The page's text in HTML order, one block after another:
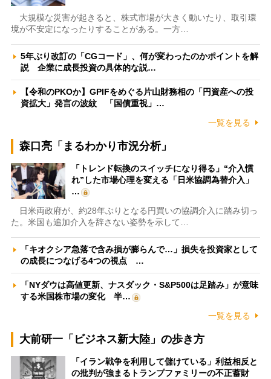
大規模な災害が起きると、株式市場が大きく動いたり、取引環
境が不安定になったりすることがある。一方…
5年ぶり改訂の「CGコード」、何が変わったのかポイントを解
説 企業に成長投資の具体的な説…
【令和のPKOか】GPIFをめぐる片山財務相の「円資産への投
資拡大」発言の波紋 「国債重視」…
一覧を見る
森口亮「まるわかり市況分析」
「トレンド転換のスイッチになり得る」“介入慣
れ”した市場心理を変える「日米協調為替介入」
…
日米両政府が、約28年ぶりとなる円買いの協調介入に踏み切っ
た。米国も追加介入を辞さない姿勢を示して…
「キオクシア急落で含み損が膨らんで…」損失を投資家として
の成長につなげる4つの視点 …
「NYダウは高値更新、ナスダック・S&P500は足踏み」が意味
する米国株市場の変化 半…
一覧を見る
大前研一「ビジネス新大陸」の歩き方
「イラン戦争を利用して儲けている」利益相反と
の批判が強まるトランプファミリーの不正蓄財